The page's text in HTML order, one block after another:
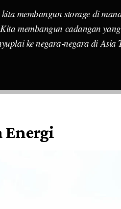
membangunstoragedi
membangun cadangan
ke negara-negara di Asia
Energi